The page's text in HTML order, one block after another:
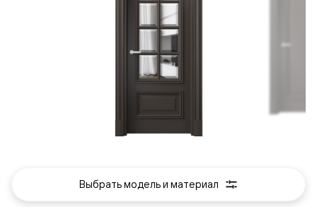
Выбрать модель и материал